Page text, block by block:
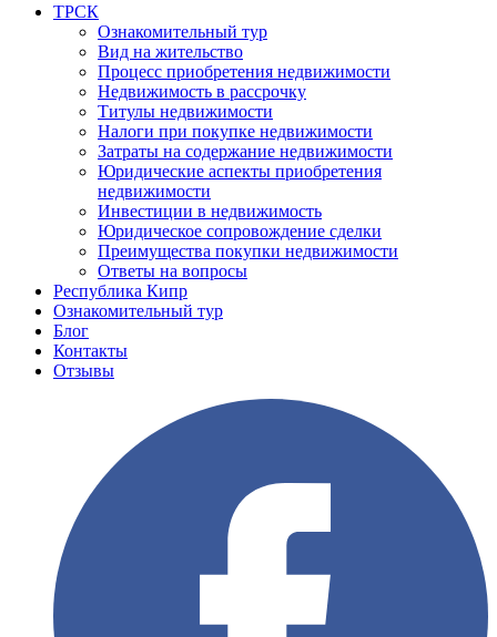
ТРСК
Ознакомительный тур
Вид на жительство
Процесс приобретения недвижимости
Недвижимость в рассрочку
Титулы недвижимости
Налоги при покупке недвижимости
Затраты на содержание недвижимости
Юридические аспекты приобретения
недвижимости
Инвестиции в недвижимость
Юридическое сопровождение сделки
Преимущества покупки недвижимости
Ответы на вопросы
Республика Кипр
Ознакомительный тур
Блог
Контакты
Отзывы